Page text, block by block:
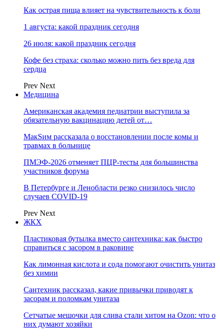
Как острая пища влияет на чувствительность к боли
1 августа: какой праздник сегодня
26 июля: какой праздник сегодня
Кофе без страха: сколько можно пить без вреда для
сердца
Prev Next
Медицина
Американская академия педиатрии выступила за
обязательную вакцинацию детей от…
МакSим рассказала о восстановлении после комы и
травмах в больнице
ПМЭФ-2026 отменяет ПЦР-тесты для большинства
участников форума
В Петербурге и Ленобласти резко снизилось число
случаев COVID-19
Prev Next
ЖКХ
Пластиковая бутылка вместо сантехника: как быстро
справиться с засором в раковине
Как лимонная кислота и сода помогают очистить унитаз
без химии
Сантехник рассказал, какие привычки приводят к
засорам и поломкам унитаза
Сетчатые мешочки для слива стали хитом на Ozon: что о
них думают хозяйки